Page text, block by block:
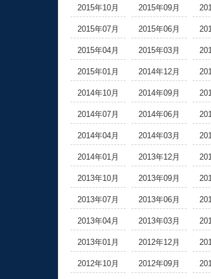
2015年10月 2015年09月
2015年07月 2015年06月
2015年04月 2015年03月
2015年01月 2014年12月
2014年10月 2014年09月
2014年07月 2014年06月
2014年04月 2014年03月
2014年01月 2013年12月
2013年10月 2013年09月
2013年07月 2013年06月
2013年04月 2013年03月
2013年01月 2012年12月
2012年10月 2012年09月